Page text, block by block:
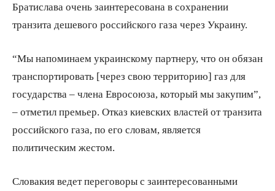
Братислава очень заинтересована в сохранении
транзита дешевого российского газа через Украину.
“Мы напоминаем украинскому партнеру, что он обязан
транспортировать [через свою территорию] газ для
государства – члена Евросоюза, который мы закупим”,
– отметил премьер. Отказ киевских властей от транзита
российского газа, по его словам, является
политическим жестом.
Словакия ведет переговоры с заинтересованными